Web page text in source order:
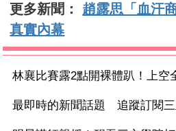
更多新聞： 趙露思「血汗
真實內幕
林襄比賽露2點開裸體趴！上空
最即時的新聞話題 追蹤訂閱三